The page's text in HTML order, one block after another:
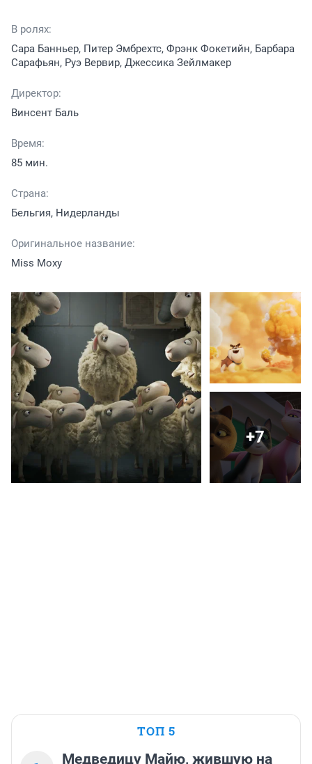
В ролях:
Сара Банньер, Питер Эмбрехтс, Фрэнк Фокетийн, Барбара
Сарафьян, Руэ Вервир, Джессика Зейлмакер
Директор:
Винсент Баль
Время:
85 мин.
Страна:
Бельгия, Нидерланды
Оригинальное название:
Miss Moxy
+7
ТОП 5
Медведицу Майю, жившую на